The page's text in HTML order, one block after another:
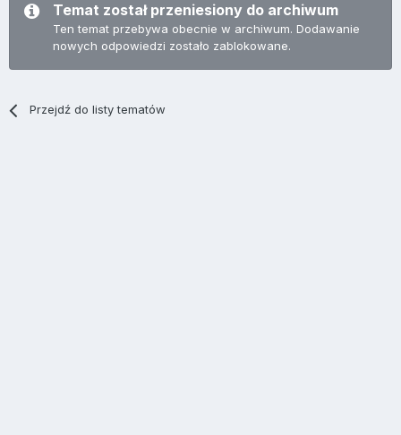
Temat został przeniesiony do archiwum
Ten temat przebywa obecnie w archiwum. Dodawanie
nowych odpowiedzi zostało zablokowane.
Przejdź do listy tematów